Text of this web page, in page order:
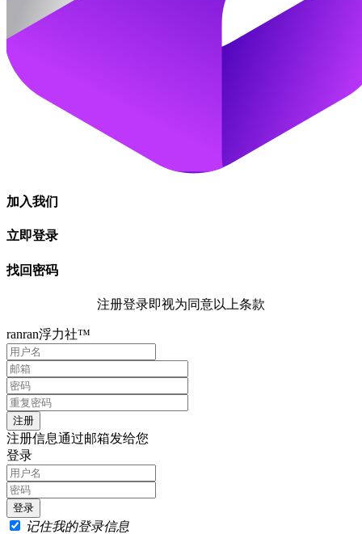
加入我们
立即登录
找回密码
注册登录即视为同意以上条款
ranran浮力社™
注册信息通过邮箱发给您
登录
记住我的登录信息